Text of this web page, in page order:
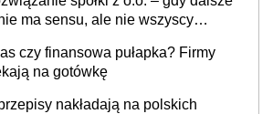
ma sensu, ale nie wszyscy
czy finansowa pułapka? Firmy
na gotówkę
nakładają na polskich